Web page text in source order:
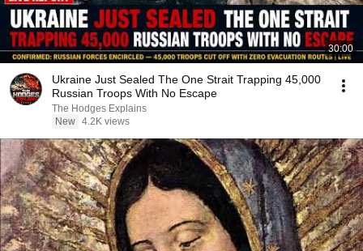
30:00
Ukraine Just Sealed The One Strait Trapping 45,000
Russian Troops With No Escape
The Hodges Explains
New 4.2K views